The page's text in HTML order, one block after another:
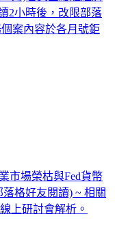
2小時後，改限部落
案內容於各月號鉅
市場榮枯與Fed貨幣
格好友閱讀) ~ 相關
上研討會解析。